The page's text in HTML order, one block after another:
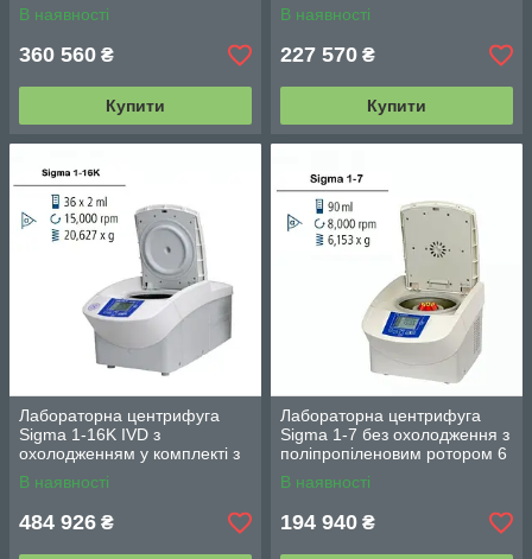
поліпропіленовим ротором
24 х 1,5/2,0 мл
В наявності
360 560 ₴
Купити
поліпропіленовим ротором
24 х 1,5/2,0 мл
В наявності
227 570 ₴
Купити
Лабораторна центрифуга
Sigma 1-16K IVD з
охолодженням у комплекті з
поліпропіленовим ротором
24 х 1,5/2,0 мл
В наявності
484 926 ₴
Лабораторна центрифуга
Sigma 1-7 без охолодження з
поліпропіленовим ротором 6
х 15 мл
В наявності
194 940 ₴